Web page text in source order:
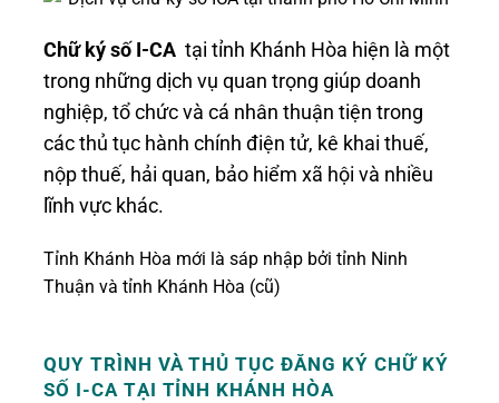
Chữ ký số I-CA tại tỉnh Khánh Hòa hiện là một
trong những dịch vụ quan trọng giúp doanh
nghiệp, tổ chức và cá nhân thuận tiện trong
các thủ tục hành chính điện tử, kê khai thuế,
nộp thuế, hải quan, bảo hiểm xã hội và nhiều
lĩnh vực khác.
Tỉnh Khánh Hòa mới là sáp nhập bởi tỉnh Ninh
Thuận và tỉnh Khánh Hòa (cũ)
QUY TRÌNH VÀ THỦ TỤC ĐĂNG KÝ CHỮ KÝ
SỐ I-CA TẠI TỈNH KHÁNH HÒA